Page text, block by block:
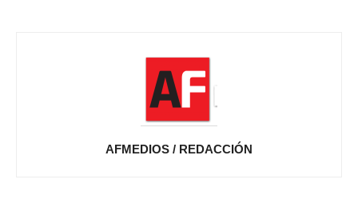
AFMEDIOS / REDACCIÓN